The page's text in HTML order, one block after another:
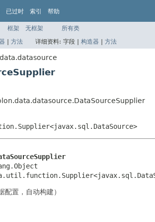
已过时 索引 帮助
框架 无框架
所有类
| 方法 详细资料: 字段 | 构造器 | 方法
配置，自动构建）